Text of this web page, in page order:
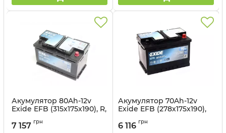
Акумулятор 80Ah-12v
Exide EFB (315х175х190), R,
Артикул:
7 157 грн
Акумулятор 70Ah-12v
Exide EFB (278х175х190),
Артикул:
6 116 грн